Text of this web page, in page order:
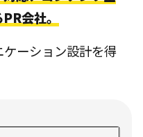
会社。
ーション設計を得